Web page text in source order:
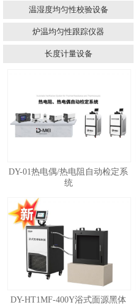
温湿度均匀性校验设备
炉温均匀性跟踪仪器
长度计量设备
DY-01热电偶/热电阻自动检定系
统
DY-HT1MF-400Y浴式面源黑体